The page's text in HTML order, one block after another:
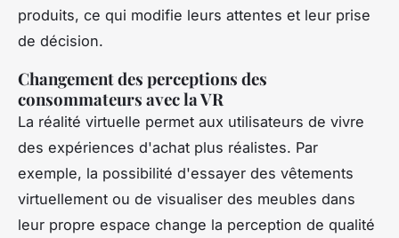
produits, ce qui modifie leurs attentes et leur prise
de décision.
Changement des perceptions des
consommateurs avec la VR
La réalité virtuelle permet aux utilisateurs de vivre
des expériences d'achat plus réalistes. Par
exemple, la possibilité d'essayer des vêtements
virtuellement ou de visualiser des meubles dans
leur propre espace change la perception de qualité